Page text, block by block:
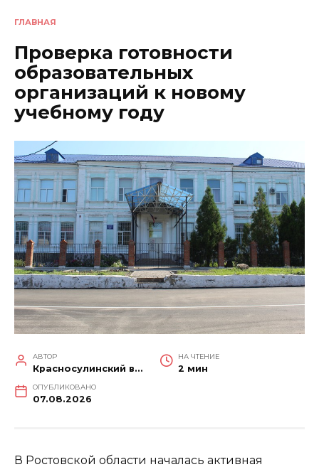
ГЛАВНАЯ
Проверка готовности
образовательных
организаций к новому
учебному году
АВТОР
Красносулинский вестник
НА ЧТЕНИЕ
2 мин
ОПУБЛИКОВАНО
07.08.2026
В Ростовской области началась активная